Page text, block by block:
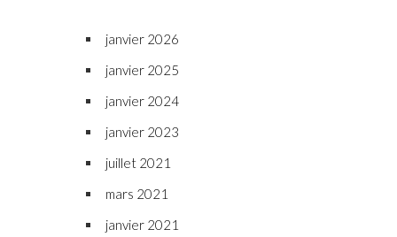
janvier 2026
janvier 2025
janvier 2024
janvier 2023
juillet 2021
mars 2021
janvier 2021